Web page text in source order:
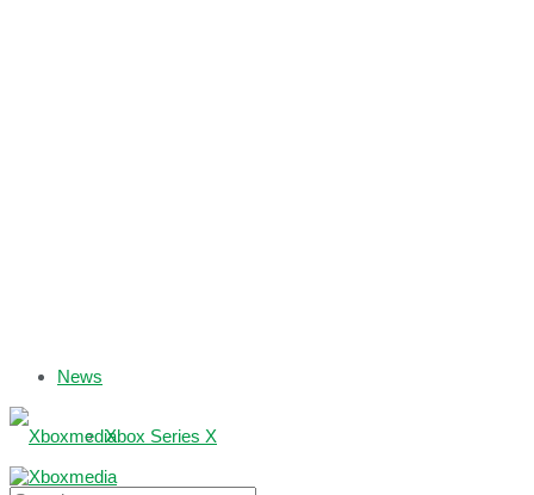
News
Xbox Series X